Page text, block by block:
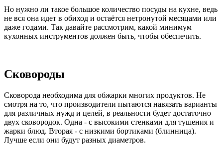
Но нужно ли такое большое количество посуды на кухне, ведь
не вся она идет в обиход и остаётся нетронутой месяцами или
даже годами. Так давайте рассмотрим, какой минимум
кухонных инструментов должен быть, чтобы обеспечить.
Сковороды
Сковорода необходима для обжарки многих продуктов. Не
смотря на то, что производители пытаются навязать варианты
для различных нужд и целей, в реальности будет достаточно
двух сковородок. Одна - с высокими стенками для тушения и
жарки блюд. Вторая - с низкими бортиками (блинница).
Лучше если они будут разных диаметров.